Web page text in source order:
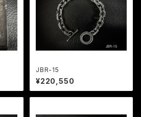
JBR-15
¥220,550